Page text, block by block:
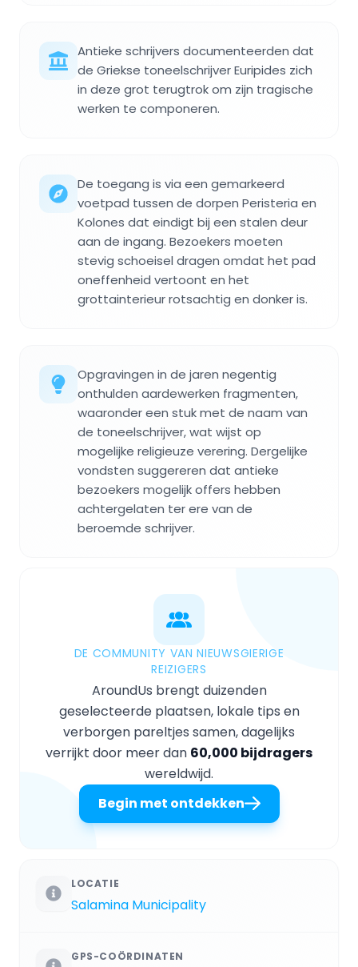
Antieke schrijvers documenteerden dat
de Griekse toneelschrijver Euripides zich
in deze grot terugtrok om zijn tragische
werken te componeren.
De toegang is via een gemarkeerd
voetpad tussen de dorpen Peristeria en
Kolones dat eindigt bij een stalen deur
aan de ingang. Bezoekers moeten
stevig schoeisel dragen omdat het pad
oneffenheid vertoont en het
grottainterieur rotsachtig en donker is.
Opgravingen in de jaren negentig
onthulden aardewerken fragmenten,
waaronder een stuk met de naam van
de toneelschrijver, wat wijst op
mogelijke religieuze verering. Dergelijke
vondsten suggereren dat antieke
bezoekers mogelijk offers hebben
achtergelaten ter ere van de
beroemde schrijver.
DE COMMUNITY VAN NIEUWSGIERIGE
REIZIGERS
AroundUs brengt duizenden
geselecteerde plaatsen, lokale tips en
verborgen pareltjes samen, dagelijks
verrijkt door meer dan 60,000 bijdragers
wereldwijd.
Begin met ontdekken
LOCATIE
Salamina Municipality
GPS-COÖRDINATEN